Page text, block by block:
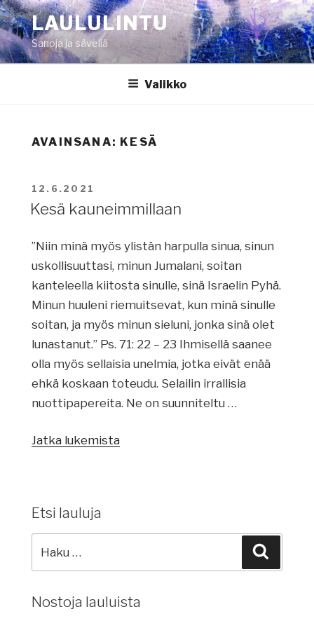
Siirry
sisältöönLAULULINTU
Sanoja ja säveliä
Valikko
AVAINSANA: KESÄ
JULKAISTU
12.6.2021
Kesä kauneimmillaan
”Niin minä myös ylistän harpulla sinua, sinun
uskollisuuttasi, minun Jumalani, soitan
kanteleella kiitosta sinulle, sinä Israelin Pyhä.
Minun huuleni riemuitsevat, kun minä sinulle
soitan, ja myös minun sieluni, jonka sinä olet
lunastanut.” Ps. 71: 22 – 23 Ihmisellä saanee
olla myös sellaisia unelmia, jotka eivät enää
ehkä koskaan toteudu. Selailin irrallisia
nuottipapereita. Ne on suunniteltu …
Jatka lukemista”Kesä
Etsi lauluja
Nostoja lauluista